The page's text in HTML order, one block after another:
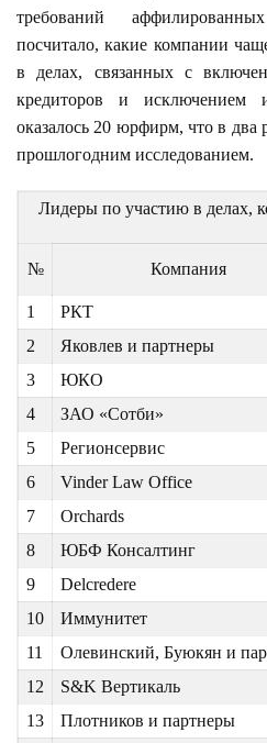
требований
посчитало, какие компании
в делах, связанных с
кредиторов и
оказалось 20 юрфирм, что в два
прошлогодним исследованием.
Лидеры по участию в делах,
№ Компания
1
РКТ
2
Яковлев и партнеры
3
ЮКО
4
ЗАО «Сотби»
5
Регионсервис
6
Vinder Law Office
7
Orchards
8
ЮБФ Консалтинг
9
Delcredere
10
Иммунитет
11
Олевинский, Буюкян и
12
S&K Вертикаль
13
Плотников и партнеры